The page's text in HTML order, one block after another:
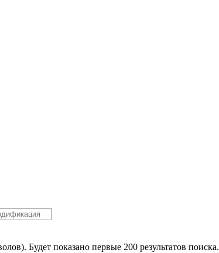
Будет показано первые 200 результатов поиска.